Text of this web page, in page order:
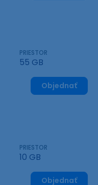
PRIESTOR
55 GB
Objednať
PRIESTOR
10 GB
Objednať